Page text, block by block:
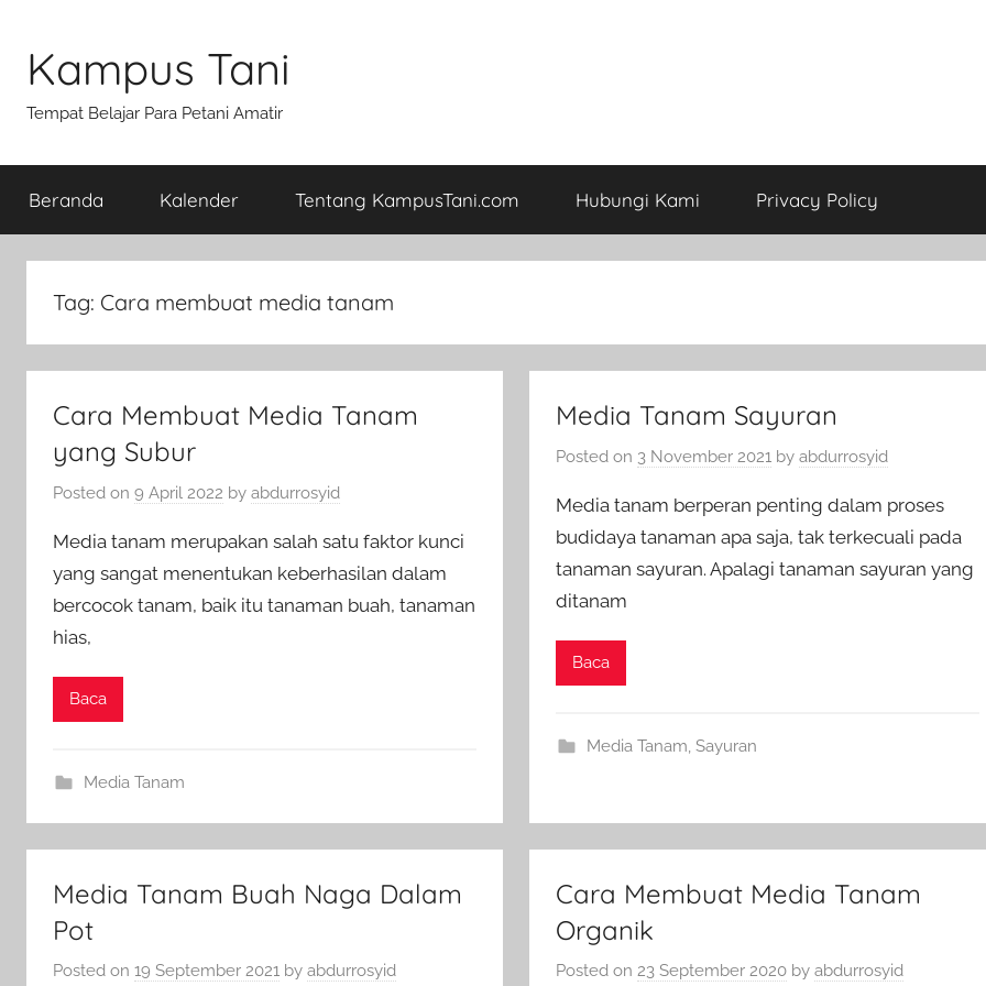
content
Kampus Tani
Tempat Belajar Para Petani Amatir
Beranda Kalender Tentang KampusTani.com Hubungi Kami Privacy Policy
Tag: Cara membuat media tanam
Cara Membuat Media Tanam
yang Subur
Posted on 9 April 2022 by abdurrosyid
Media tanam merupakan salah satu faktor kunci
yang sangat menentukan keberhasilan dalam
bercocok tanam, baik itu tanaman buah, tanaman
hias,
Baca
Media Tanam
Media Tanam Sayuran
Posted on 3 November 2021 byabdurrosyid
Media tanam berperan penting dalam proses
budidaya tanaman apa saja, tak terkecuali pada
tanaman sayuran. Apalagi tanaman sayuran yang
ditanam
Baca
Media Tanam, Sayuran
Media Tanam Buah Naga Dalam
Pot
Posted on 19 September 2021 by abdurrosyid
Cara Membuat Media Tanam
Organik
Posted on23 September 2020 byabdurrosyid